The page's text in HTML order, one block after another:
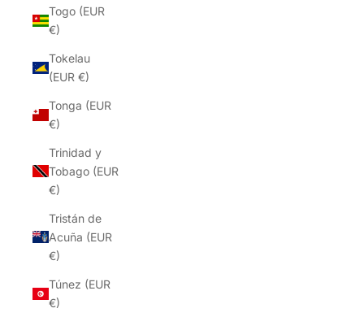
Togo (EUR
€)
Tokelau
(EUR €)
Tonga (EUR
€)
Trinidad y
Tobago (EUR
€)
Tristán de
Acuña (EUR
€)
Túnez (EUR
€)